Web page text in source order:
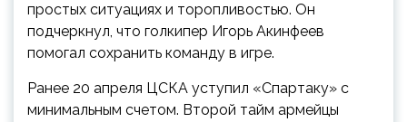
простых ситуациях и торопливостью. Он
подчеркнул, что голкипер Игорь Акинфеев
помогал сохранить команду в игре.
Ранее 20 апреля ЦСКА уступил «Спартаку» с
минимальным счетом. Второй тайм армейцы